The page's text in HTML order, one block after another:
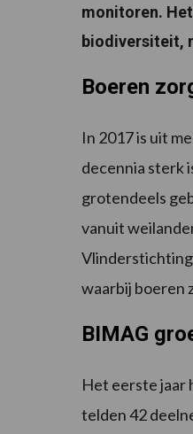
monitoren.
biodiversiteit,
Boeren
In 2017 is uit
decennia sterk
grotendeels
vanuit
waarbij boeren
BIMAG
Het eerste jaar
telden 42